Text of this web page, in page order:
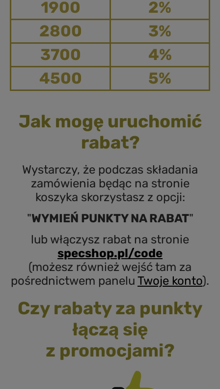
1900
2%
2800
3%
3700
4%
4500
5%
Jak mogę uruchomić
rabat?
Wystarczy, że podczas składania
zamówienia będąc na stronie
koszyka skorzystasz z opcji:
"WYMIEŃ PUNKTY NA RABAT"
lub włączysz rabat na stronie
specshop.pl/code
(możesz również wejść tam za
pośrednictwem panelu Twoje konto).
Czy rabaty za punkty
łączą się
z promocjami?